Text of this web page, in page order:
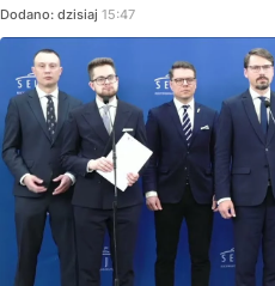
Dodano: dzisiaj 15:47